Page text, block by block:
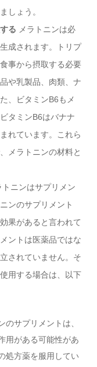
しょう。
る メラトニンは必
成されます。トリプ
事から摂取する必要
や乳製品、肉類、ナ
、ビタミンB6もメ
タミンB6はバナナ
れています。これら
メラトニンの材料と
トニンはサプリメン
ンのサプリメント
果があると言われて
ントは医薬品ではな
されていません。そ
用する場合は、以下
のサプリメントは、
用がある可能性があ
処方薬を服用してい